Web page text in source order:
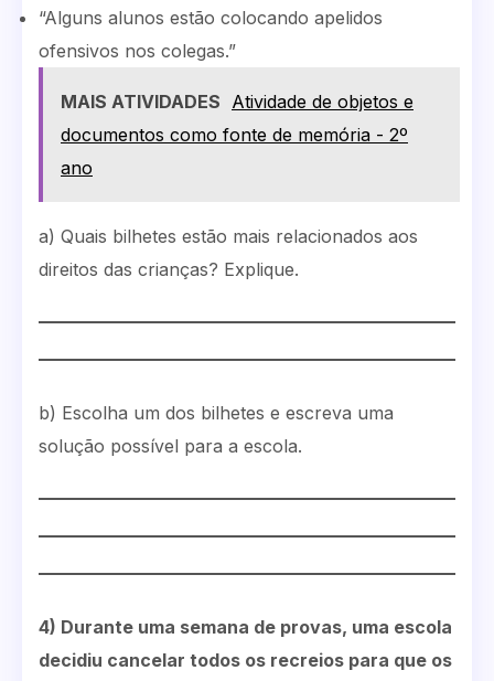
“Alguns alunos estão colocando apelidos
ofensivos nos colegas.”
MAIS ATIVIDADES Atividade de objetos e
documentos como fonte de memória - 2º
ano
a) Quais bilhetes estão mais relacionados aos
direitos das crianças? Explique.
b) Escolha um dos bilhetes e escreva uma
solução possível para a escola.
4) Durante uma semana de provas, uma escola
decidiu cancelar todos os recreios para que os